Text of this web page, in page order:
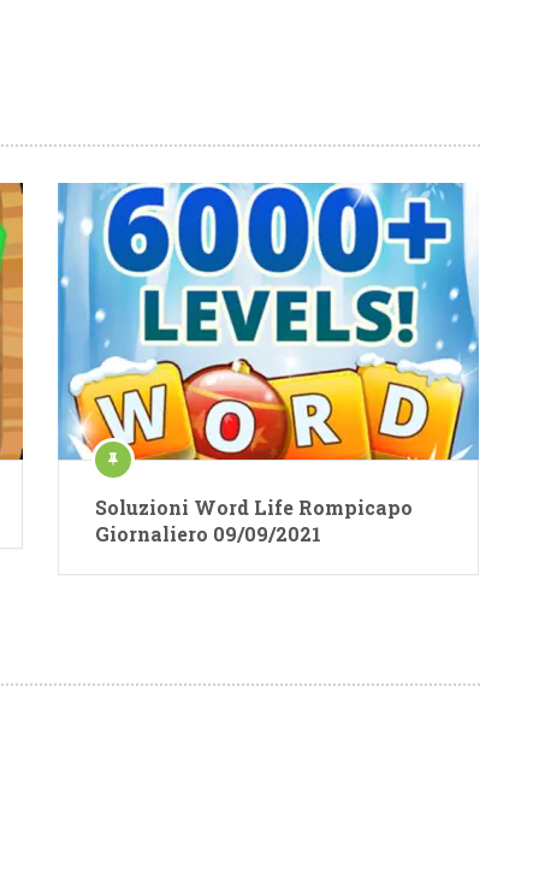
Soluzioni Word Life Rompicapo
Giornaliero 09/09/2021